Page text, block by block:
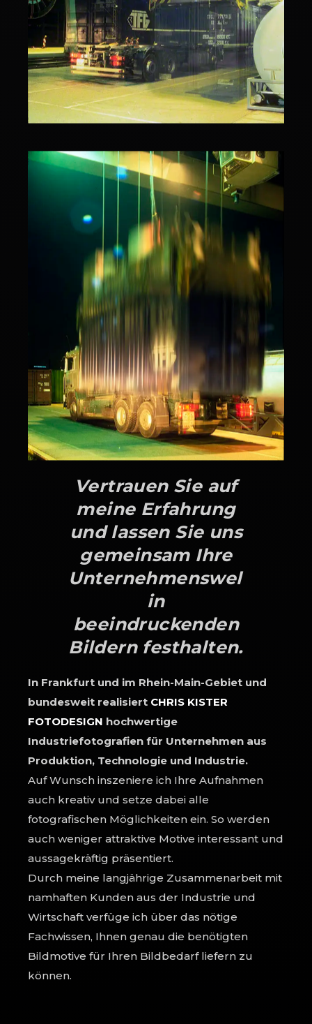
Vertrauen Sie auf
meine Erfahrung
und lassen Sie uns
gemeinsam Ihre
Unternehmenswelt
in
beeindruckenden
Bildern festhalten.
In Frankfurt und im Rhein-Main-Gebiet und
bundesweit realisiert CHRIS KISTER
FOTODESIGN hochwertige
Industriefotografien für Unternehmen aus
Produktion, Technologie und Industrie.
Auf Wunsch inszeniere ich Ihre Aufnahmen
auch kreativ und setze dabei alle
fotografischen Möglichkeiten ein. So werden
auch weniger attraktive Motive interessant und
aussagekräftig präsentiert.
Durch meine langjährige Zusammenarbeit mit
namhaften Kunden aus der Industrie und
Wirtschaft verfüge ich über das nötige
Fachwissen, Ihnen genau die benötigten
Bildmotive für Ihren Bildbedarf liefern zu
können.